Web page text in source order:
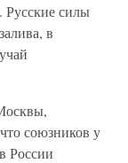
Русские силы
в
союзников у
России